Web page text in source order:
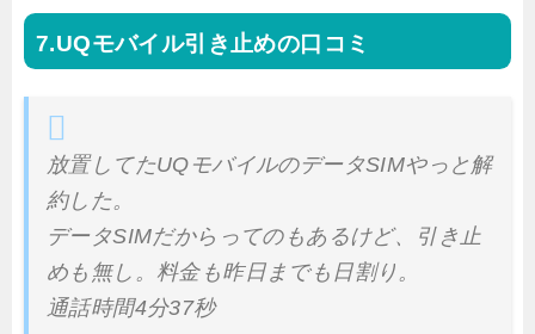
UQモバイル引き止めの口コミ
放置してたUQモバイルのデータSIMやっと解
約した。
データSIMだからってのもあるけど、引き止
めも無し。料金も昨日までも日割り。
通話時間4分37秒